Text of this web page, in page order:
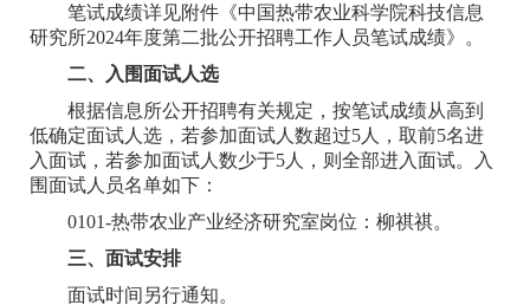
笔试成绩详见附件《中国热带农业科学院科技信息
研究所2024年度第二批公开招聘工作人员笔试成绩》。
二、入围面试人选
根据信息所公开招聘有关规定，按笔试成绩从高到
低确定面试人选，若参加面试人数超过5人，取前5名进
入面试，若参加面试人数少于5人，则全部进入面试。入
围面试人员名单如下：
0101-热带农业产业经济研究室岗位：柳祺祺。
三、面试安排
面试时间另行通知。